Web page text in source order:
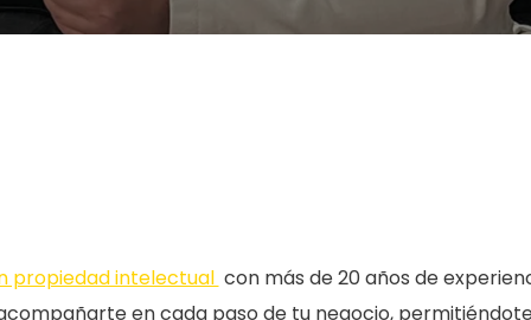
propiedad intelectual con más de 20 años de
en cada paso de tu negocio,